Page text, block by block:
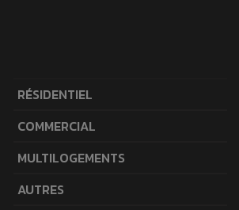
RÉSIDENTIEL
COMMERCIAL
MULTILOGEMENTS
AUTRES